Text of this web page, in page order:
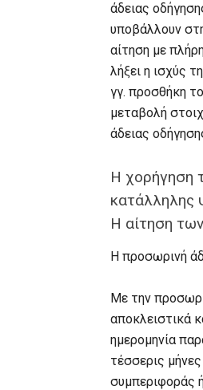
άδειας
υποβάλλουν
αίτηση με
λήξει η ισχύς
γγ. προσθήκη
μεταβολή
άδειας
Η χορήγηση
κατάλληλης
Η αίτηση
Η προσωρινή
Με την
αποκλειστικά
ημερομηνία
τέσσερις
συμπεριφοράς